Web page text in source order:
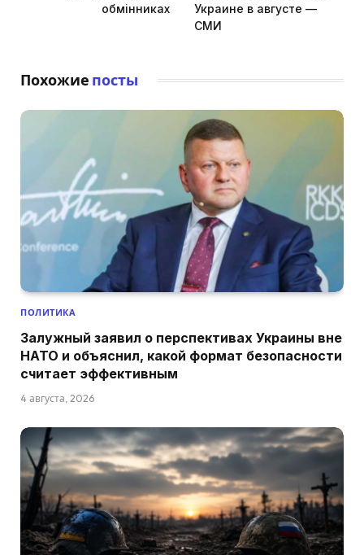
обмінниках
Украине в августе —
СМИ
Похожие посты
ПОЛИТИКА
Залужный заявил о перспективах Украины вне
НАТО и объяснил, какой формат безопасности
считает эффективным
4 августа, 2026